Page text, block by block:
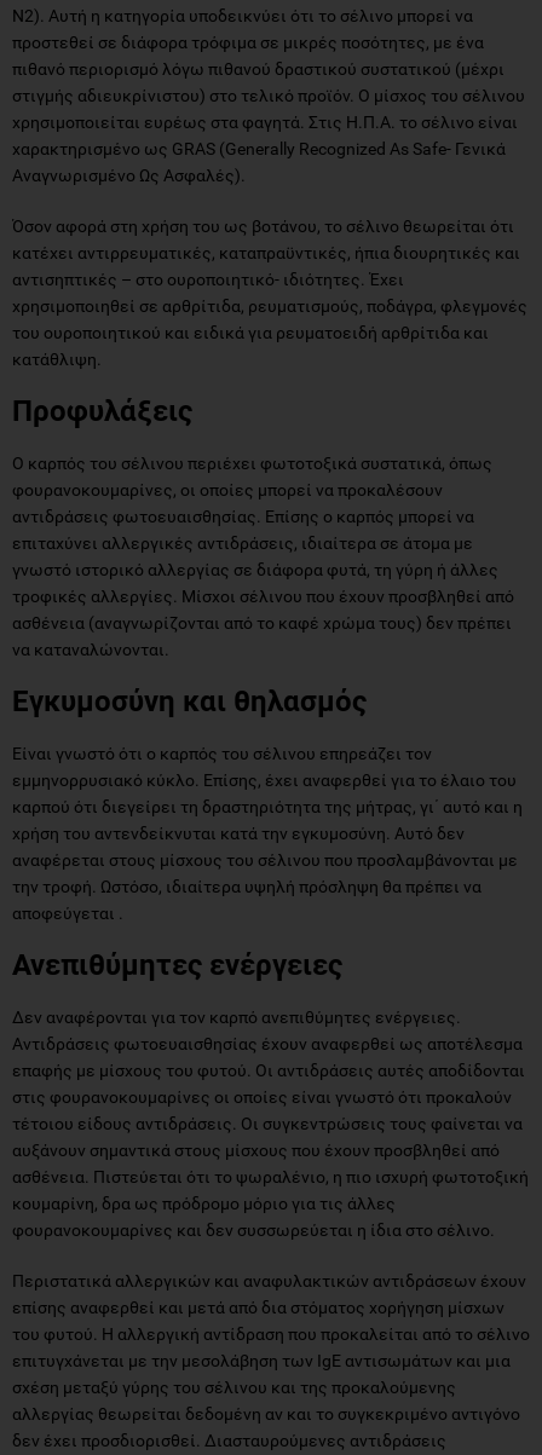
Ν2). Αυτή η κατηγορία υποδεικνύει ότι το σέλινο μπορεί να
προστεθεί σε διάφορα τρόφιμα σε μικρές ποσότητες, με ένα
πιθανό περιορισμό λόγω πιθανού δραστικού συστατικού (μέχρι
στιγμής αδιευκρίνιστου) στο τελικό προϊόν. Ο μίσχος του σέλινου
χρησιμοποιείται ευρέως στα φαγητά. Στις Η.Π.Α. το σέλινο είναι
χαρακτηρισμένο ως GRAS (Generally Recognized As Safe- Γενικά
Αναγνωρισμένο Ως Ασφαλές).
Όσον αφορά στη χρήση του ως βοτάνου, το σέλινο θεωρείται ότι
κατέχει αντιρρευματικές, καταπραϋντικές, ήπια διουρητικές και
αντισηπτικές – στο ουροποιητικό- ιδιότητες. Έχει
χρησιμοποιηθεί σε αρθρίτιδα, ρευματισμούς, ποδάγρα, φλεγμονές
του ουροποιητικού και ειδικά για ρευματοειδή αρθρίτιδα και
κατάθλιψη.
Προφυλάξεις
Ο καρπός του σέλινου περιέχει φωτοτοξικά συστατικά, όπως
φουρανοκουμαρίνες, οι οποίες μπορεί να προκαλέσουν
αντιδράσεις φωτοευαισθησίας. Επίσης ο καρπός μπορεί να
επιταχύνει αλλεργικές αντιδράσεις, ιδιαίτερα σε άτομα με
γνωστό ιστορικό αλλεργίας σε διάφορα φυτά, τη γύρη ή άλλες
τροφικές αλλεργίες. Μίσχοι σέλινου που έχουν προσβληθεί από
ασθένεια (αναγνωρίζονται από το καφέ χρώμα τους) δεν πρέπει
να καταναλώνονται.
Εγκυμοσύνη και θηλασμός
Είναι γνωστό ότι ο καρπός του σέλινου επηρεάζει τον
εμμηνορρυσιακό κύκλο. Επίσης, έχει αναφερθεί για το έλαιο του
καρπού ότι διεγείρει τη δραστηριότητα της μήτρας, γι΄ αυτό και η
χρήση του αντενδείκνυται κατά την εγκυμοσύνη. Αυτό δεν
αναφέρεται στους μίσχους του σέλινου που προσλαμβάνονται με
την τροφή. Ωστόσο, ιδιαίτερα υψηλή πρόσληψη θα πρέπει να
αποφεύγεται .
Ανεπιθύμητες ενέργειες
Δεν αναφέρονται για τον καρπό ανεπιθύμητες ενέργειες.
Αντιδράσεις φωτοευαισθησίας έχουν αναφερθεί ως αποτέλεσμα
επαφής με μίσχους του φυτού. Οι αντιδράσεις αυτές αποδίδονται
στις φουρανοκουμαρίνες οι οποίες είναι γνωστό ότι προκαλούν
τέτοιου είδους αντιδράσεις. Οι συγκεντρώσεις τους φαίνεται να
αυξάνουν σημαντικά στους μίσχους που έχουν προσβληθεί από
ασθένεια. Πιστεύεται ότι το ψωραλένιο, η πιο ισχυρή φωτοτοξική
κουμαρίνη, δρα ως πρόδρομο μόριο για τις άλλες
φουρανοκουμαρίνες και δεν συσσωρεύεται η ίδια στο σέλινο.
Περιστατικά αλλεργικών και αναφυλακτικών αντιδράσεων έχουν
επίσης αναφερθεί και μετά από δια στόματος χορήγηση μίσχων
του φυτού. Η αλλεργική αντίδραση που προκαλείται από το σέλινο
επιτυγχάνεται με την μεσολάβηση των ΙgE αντισωμάτων και μια
σχέση μεταξύ γύρης του σέλινου και της προκαλούμενης
αλλεργίας θεωρείται δεδομένη αν και το συγκεκριμένο αντιγόνο
δεν έχει προσδιορισθεί. Διασταυρούμενες αντιδράσεις